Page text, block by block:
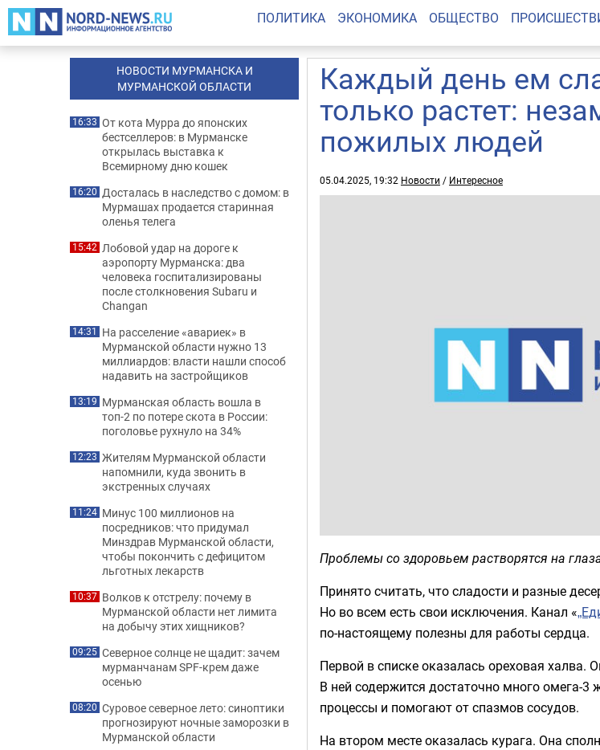
ПОЛИТИКА ЭКОНОМИКА ОБЩЕСТВО
Каждый день ем
только растет:
пожилых людей
05.04.2025, 19:32 Новости / Интересное
Проблемы со здоровьем растворятся на
Принято считать, что сладости и разные
Но во всем есть свои исключения. Канал «
по-настоящему полезны для работы сердца.
Первой в списке оказалась ореховая халва.
В ней содержится достаточно много омега-
процессы и помогают от спазмов сосудов.
На втором месте оказалась курага. Она
НОВОСТИ МУРМАНСКА И
МУРМАНСКОЙ ОБЛАСТИ
16:33 От кота Мурра до японских
бестселлеров: в Мурманске
открылась выставка к
Всемирному дню кошек
16:20 Досталась в наследство с домом: в
Мурмашах продается старинная
оленья телега
15:42 Лобовой удар на дороге к
аэропорту Мурманска: два
человека госпитализированы
после столкновения Subaru и
Changan
14:31 На расселение «авариек» в
Мурманской области нужно 13
миллиардов: власти нашли способ
надавить на застройщиков
13:19 Мурманская область вошла в
топ-2 по потере скота в России:
поголовье рухнуло на 34%
12:23 Жителям Мурманской области
напомнили, куда звонить в
экстренных случаях
11:24 Минус 100 миллионов на
посредников: что придумал
Минздрав Мурманской области,
чтобы покончить с дефицитом
льготных лекарств
10:37 Волков к отстрелу: почему в
Мурманской области нет лимита
на добычу этих хищников?
09:25 Северное солнце не щадит: зачем
мурманчанам SPF-крем даже
осенью
08:20 Суровое северное лето: синоптики
прогнозируют ночные заморозки в
Мурманской области